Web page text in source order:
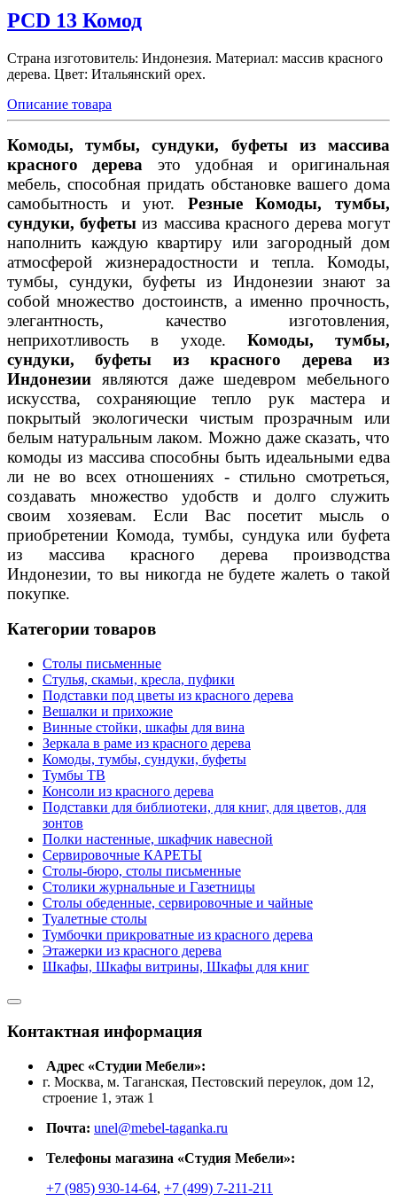
PCD 13 Комод
Страна изготовитель: Индонезия. Материал: массив красного
дерева. Цвет: Итальянский орех.
Описание товара
Комоды, тумбы, сундуки, буфеты из массива
красного дерева это удобная и оригинальная
мебель, способная придать обстановке вашего дома
самобытность и уют. Резные Комоды, тумбы,
сундуки, буфеты из массива красного дерева могут
наполнить каждую квартиру или загородный дом
атмосферой жизнерадостности и тепла. Комоды,
тумбы, сундуки, буфеты из Индонезии знают за
собой множество достоинств, а именно прочность,
элегантность, качество изготовления,
неприхотливость в уходе. Комоды, тумбы,
сундуки, буфеты из красного дерева из
Индонезии являются даже шедевром мебельного
искусства, сохраняющие тепло рук мастера и
покрытый экологически чистым прозрачным или
белым натуральным лаком. Можно даже сказать, что
комоды из массива способны быть идеальными едва
ли не во всех отношениях - стильно смотреться,
создавать множество удобств и долго служить
своим хозяевам. Если Вас посетит мысль о
приобретении Комода, тумбы, сундука или буфета
из массива красного дерева производства
Индонезии, то вы никогда не будете жалеть о такой
покупке.
Категории товаров
Столы письменные
Стулья, скамьи, кресла, пуфики
Подставки под цветы из красного дерева
Вешалки и прихожие
Винные стойки, шкафы для вина
Зеркала в раме из красного дерева
Комоды, тумбы, сундуки, буфеты
Тумбы ТВ
Консоли из красного дерева
Подставки для библиотеки, для книг, для цветов, для
зонтов
Полки настенные, шкафчик навесной
Сервировочные КАРЕТЫ
Столы-бюро, столы письменные
Столики журнальные и Газетницы
Столы обеденные, сервировочные и чайные
Туалетные столы
Тумбочки прикроватные из красного дерева
Этажерки из красного дерева
Шкафы, Шкафы витрины, Шкафы для книг
Контактная информация
Адрес «Студии Мебели»:
г. Москва, м. Таганская, Пестовский переулок, дом 12,
строение 1, этаж 1
Почта: unel@mebel-taganka.ru
Телефоны магазина «Студия Мебели»:
+7 (985) 930-14-64, +7 (499) 7-211-211